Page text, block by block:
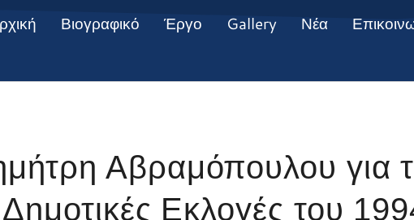
Βιογραφικό Έργο Gallery Νέα
Αβραμόπουλου για
Εκλογές του